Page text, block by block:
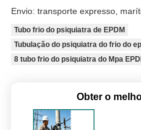
Envio: transporte expresso,
Tubo frio do psiquiatra de EPDM
Tubulação do psiquiatra do frio do
8 tubo frio do psiquiatra do Mpa
Obter o